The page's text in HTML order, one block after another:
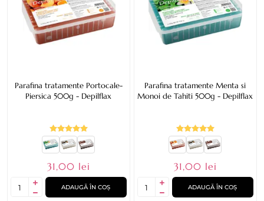
Parafina tratamente Portocale-
Piersica 500g - Depilflax
31,00 lei
ADAUGĂ ÎN COȘ
Parafina tratamente Menta si
Monoi de Tahiti 500g - Depilflax
31,00 lei
ADAUGĂ ÎN COȘ